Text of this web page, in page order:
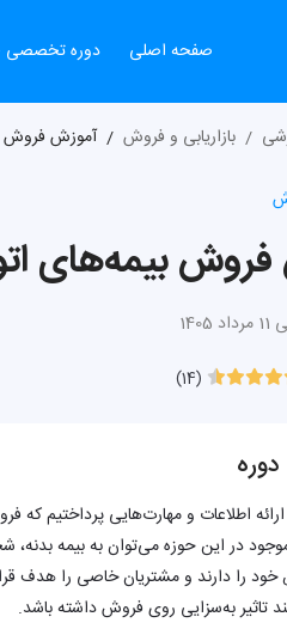
صفحه اصلی دوره تخصصی
بازاریابی و فروش آموزش فروش
بیمه‌های
(14)
اطلاعات و مهارت‌هایی پرداختیم که
در این حوزه می‌توان به بیمه
را دارند و مشتریان خاصی را هدف
تاثیر به‌سزایی روی فروش داشته باشد.​